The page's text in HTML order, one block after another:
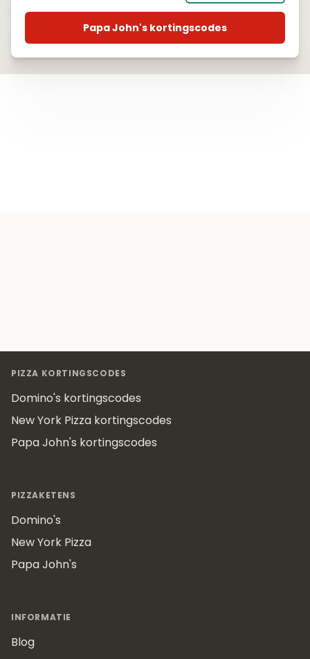
Papa John's kortingscodes
PIZZA KORTINGSCODES
Domino's kortingscodes
New York Pizza kortingscodes
Papa John's kortingscodes
PIZZAKETENS
Domino's
New York Pizza
Papa John's
INFORMATIE
Blog